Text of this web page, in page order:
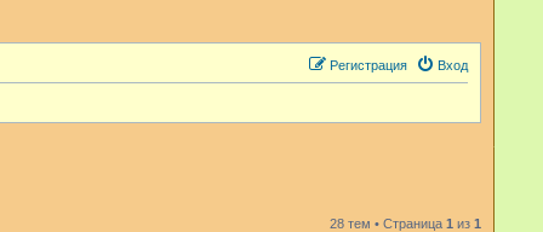
Вход
Регистрация
28 тем • Страница 1 из 1